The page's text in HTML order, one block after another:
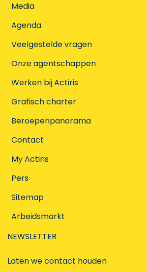
Media
Agenda
Veelgestelde vragen
Onze agentschappen
Werken bij Actiris
Grafisch charter
Beroepenpanorama
Contact
My Actiris
Pers
Sitemap
Arbeidsmarkt
NEWSLETTER
Laten we contact houden